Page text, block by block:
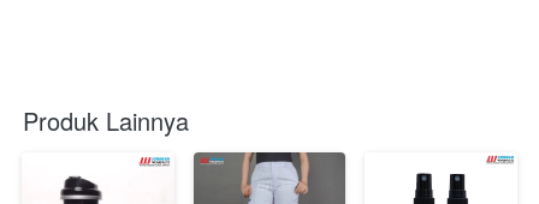
Produk Lainnya